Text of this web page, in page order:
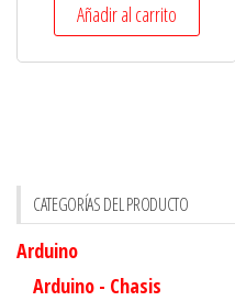
Añadir al carrito
CATEGORÍAS DEL PRODUCTO
Arduino
Arduino - Chasis